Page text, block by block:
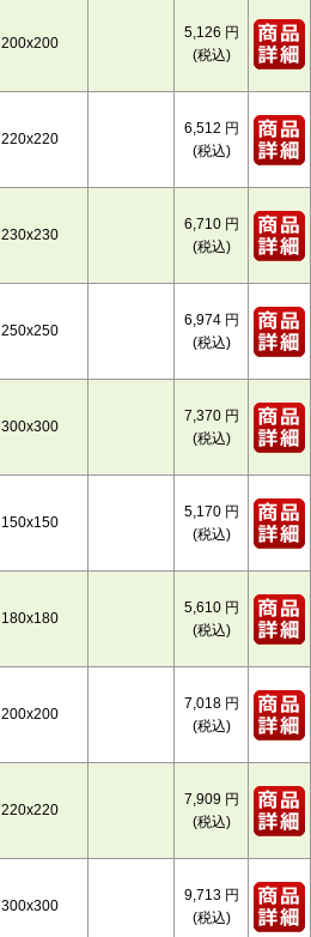
200x200
5,126 円
(税込)
220x220
6,512 円
(税込)
230x230
6,710 円
(税込)
250x250
6,974 円
(税込)
300x300
7,370 円
(税込)
150x150
5,170 円
(税込)
180x180
5,610 円
(税込)
200x200
7,018 円
(税込)
220x220
7,909 円
(税込)
300x300
9,713 円
(税込)